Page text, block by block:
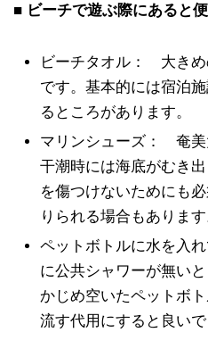
■ ビーチで遊ぶ際にあると
ビーチタオル： 大きめ
です。基本的には宿泊
るところがあります。
マリンシューズ： 奄美
干潮時には海底がむき
を傷つけないためにも
りられる場合もあります
ペットボトルに水を入
に公共シャワーが無い
かじめ空いたペットボ
流す代用にすると良いで